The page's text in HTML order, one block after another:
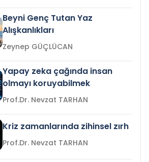
Beyni Genç Tutan Yaz
Alışkanlıkları
Zeynep GÜÇLÜCAN
Yapay zeka çağında insan
olmayı koruyabilmek
Prof.Dr. Nevzat TARHAN
Kriz zamanlarında zihinsel zırh
Prof.Dr. Nevzat TARHAN